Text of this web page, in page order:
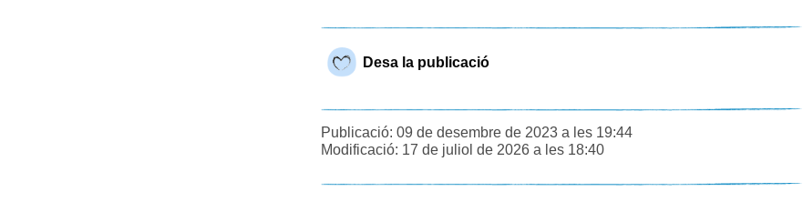
Desa la publicació
Publicació: 09 de desembre de 2023 a les 19:44
Modificació: 17 de juliol de 2026 a les 18:40